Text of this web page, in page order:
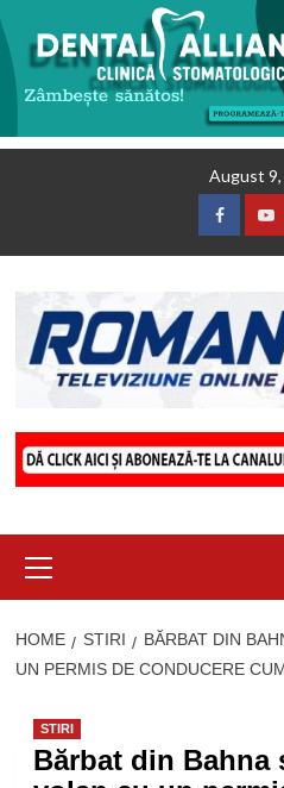
August
Menu
HOME STIRI
BĂRBAT DIN
UN PERMIS DE CONDUCERE
STIRI
Bărbat din Bahna